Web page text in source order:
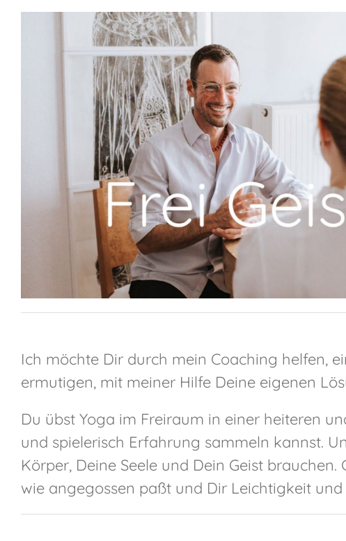
Ich möchte Dir durch mein Coaching helfen,
ermutigen, mit meiner Hilfe Deine eigenen
Du übst Yoga im Freiraum in einer heiteren
und spielerisch Erfahrung sammeln kannst.
Körper, Deine Seele und Dein Geist
wie angegossen paßt und Dir Leichtigkeit und